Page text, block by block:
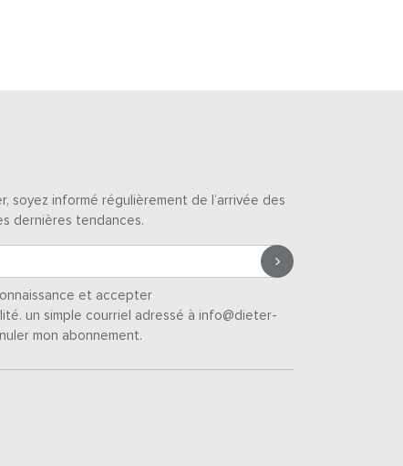
soyez informé régulièrement de l’arrivée des
dernières tendances.
et accepter
. un simple courriel adressé à info@dieter-
mon abonnement.